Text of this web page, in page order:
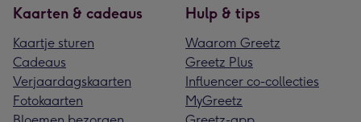
Kaarten & cadeaus
Kaartje sturen
Cadeaus
Verjaardagskaarten
Fotokaarten
Hulp & tips
Waarom Greetz
Greetz Plus
Influencer co-collecties
MyGreetz